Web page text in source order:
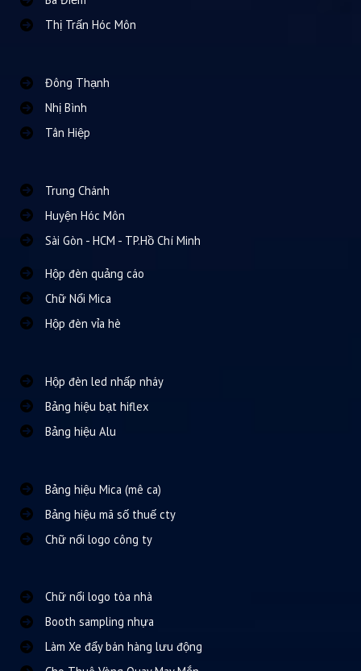
Thị Trấn Hóc Môn
Đông Thạnh
Nhị Bình
Tân Hiệp
Trung Chánh
Huyện Hóc Môn
Sài Gòn - HCM - TP.Hồ Chí Minh
Hộp đèn quảng cáo
Chữ Nổi Mica
Hộp đèn vỉa hè
Hộp đèn led nhấp nháy
Bảng hiệu bạt hiflex
Bảng hiệu Alu
Bảng hiệu Mica (mê ca)
Bảng hiệu mã số thuế cty
Chữ nổi logo công ty
Chữ nổi logo tòa nhà
Booth sampling nhựa
Làm Xe đẩy bán hàng lưu động